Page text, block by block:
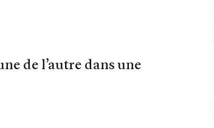
de l’autre dans une